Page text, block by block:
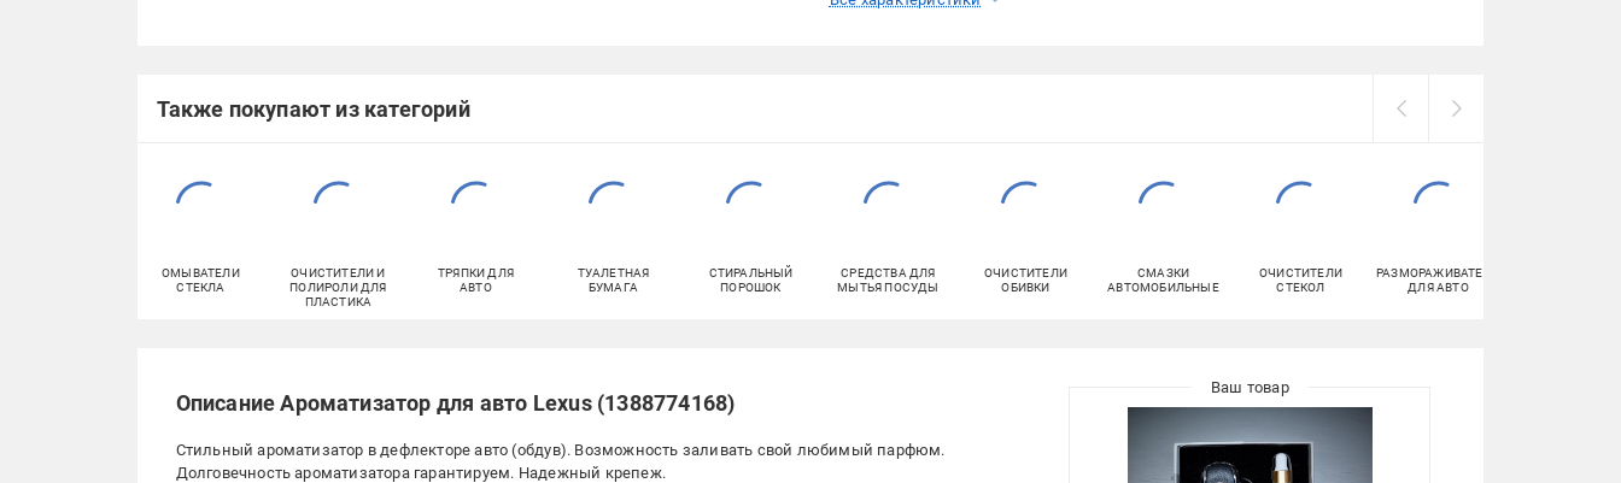
Также покупают из категорий
ОМЫВАТЕЛИ
СТЕКЛА
ОЧИСТИТЕЛИ И
ПОЛИРОЛИ ДЛЯ
ПЛАСТИКА
ТРЯПКИ ДЛЯ
АВТО
ТУАЛЕТНАЯ
БУМАГА
СТИРАЛЬНЫЙ
ПОРОШОК
СРЕДСТВА ДЛЯ
МЫТЬЯ ПОСУДЫ
ОЧИСТИТЕЛИ
ОБИВКИ
СМАЗКИ
АВТОМОБИЛЬНЫЕ
ОЧИСТИТЕЛИ
СТЕКОЛ
РАЗМОРАЖИВАТЕЛИ
ДЛЯ АВТО
Описание Ароматизатор для авто Lexus (1388774168)
Стильный ароматизатор в дефлекторе авто (обдув). Возможность заливать свой любимый парфюм.
Долговечность ароматизатора гарантируем. Надежный крепеж.